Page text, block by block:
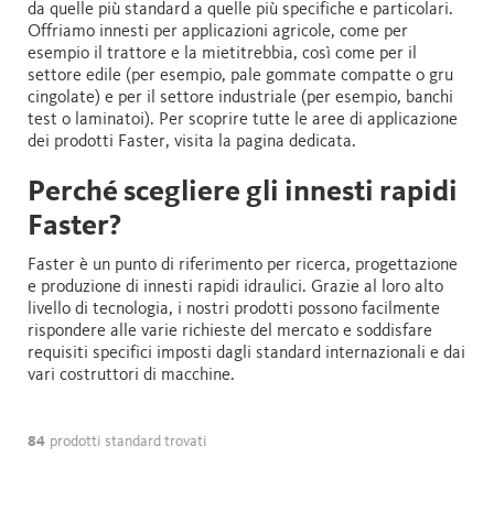
da quelle più standard a quelle più specifiche e particolari.
Offriamo innesti per applicazioni agricole, come per
esempio il trattore e la mietitrebbia, così come per il
settore edile (per esempio, pale gommate compatte o gru
cingolate) e per il settore industriale (per esempio, banchi
test o laminatoi). Per scoprire tutte le aree di applicazione
dei prodotti Faster, visita la pagina dedicata.
Perché scegliere gli innesti rapidi
Faster?
Faster è un punto di riferimento per ricerca, progettazione
e produzione di innesti rapidi idraulici. Grazie al loro alto
livello di tecnologia, i nostri prodotti possono facilmente
rispondere alle varie richieste del mercato e soddisfare
requisiti specifici imposti dagli standard internazionali e dai
vari costruttori di macchine.
84 prodotti standard trovati